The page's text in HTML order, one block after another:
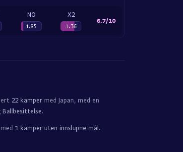
NO
1.85
X2
1.36
6.7/10
22 kamper med Japan, med en
.
1 kamper uten innslupne mål.